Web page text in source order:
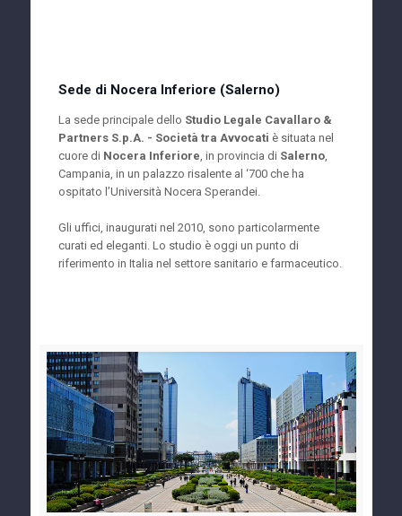
Sede di Nocera Inferiore (Salerno)
La sede principale dello Studio Legale Cavallaro &
Partners S.p.A. - Società tra Avvocati è situata nel
cuore di Nocera Inferiore , in provincia di Salerno
Campania, in un palazzo risalente al ‘700 che ha
ospitato l’Università Nocera Sperandei.
Gli uffici, inaugurati nel 2010, sono particolarmente
curati ed eleganti. Lo studio è oggi un punto di
riferimento in Italia nel settore sanitario e farmaceutico.